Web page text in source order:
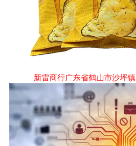
新雷商行广东省鹤山市沙坪镇